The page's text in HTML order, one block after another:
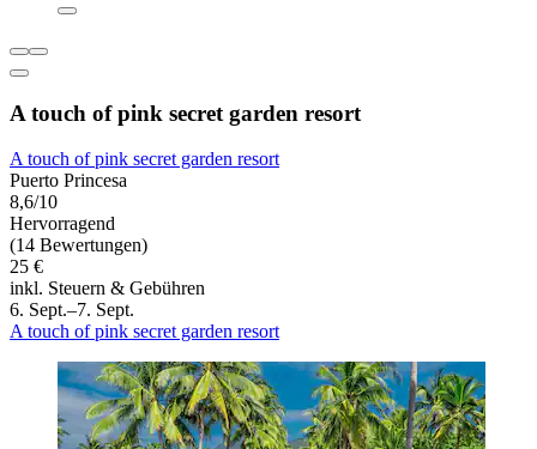
A touch of pink secret garden resort
A touch of pink secret garden resort
Puerto Princesa
8,6/10
Hervorragend
(14 Bewertungen)
25 €
inkl. Steuern & Gebühren
6. Sept.–7. Sept.
A touch of pink secret garden resort